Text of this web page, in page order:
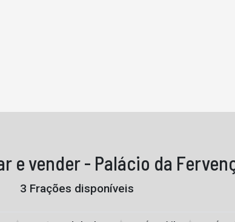
e vender - Palácio da
3 Frações disponíveis